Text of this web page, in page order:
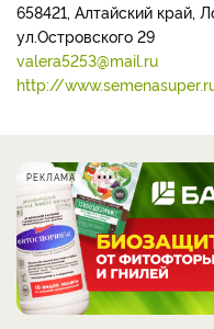
658421, Алтайский край,
ул.Островского 29
valera5253@mail.ru
http://
РЕКЛАМА